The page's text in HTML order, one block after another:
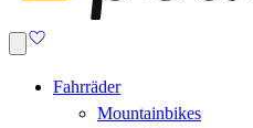
Fahrräder
Mountainbikes